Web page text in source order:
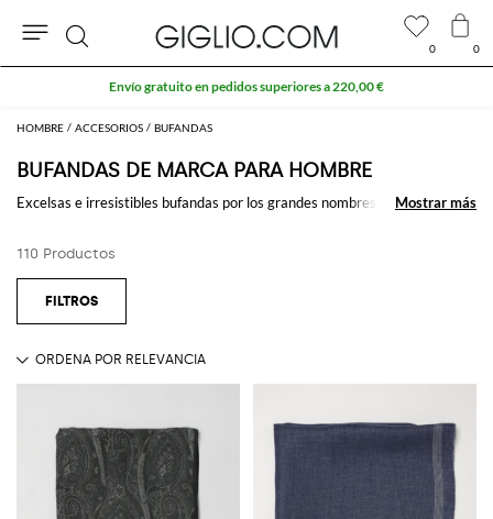
HOMBRE ACCESORIOS BUFANDAS
BUFANDAS DE MARCA PARA HOMBRE
Excelsas e irresistibles bufandas por los grandes nombres de la moda a
Mostrar más
Mostrar más
110 Productos
0 0
Buscar
Extra 10 % en el área Outlet